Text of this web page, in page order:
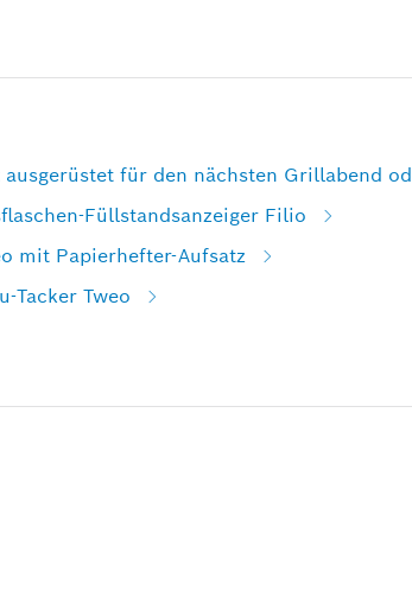
für den nächsten Grillabend
Füllstandsanzeiger Filio
mit Papierhefter-Aufsatz
Tacker Tweo